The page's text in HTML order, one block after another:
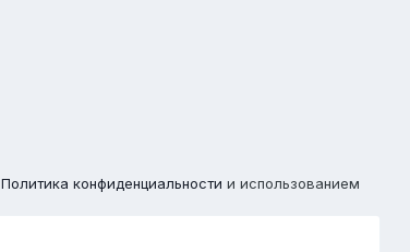
Политика конфиденциальности и использованием